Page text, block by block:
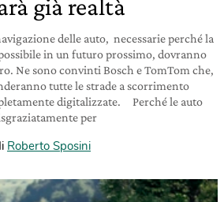
già realtà
delle auto, necessarie perché la
in un futuro prossimo, dovranno
Ne sono convinti Bosch e TomTom che,
tutte le strade a scorrimento
digitalizzate. Perché le auto
per
Roberto Sposini